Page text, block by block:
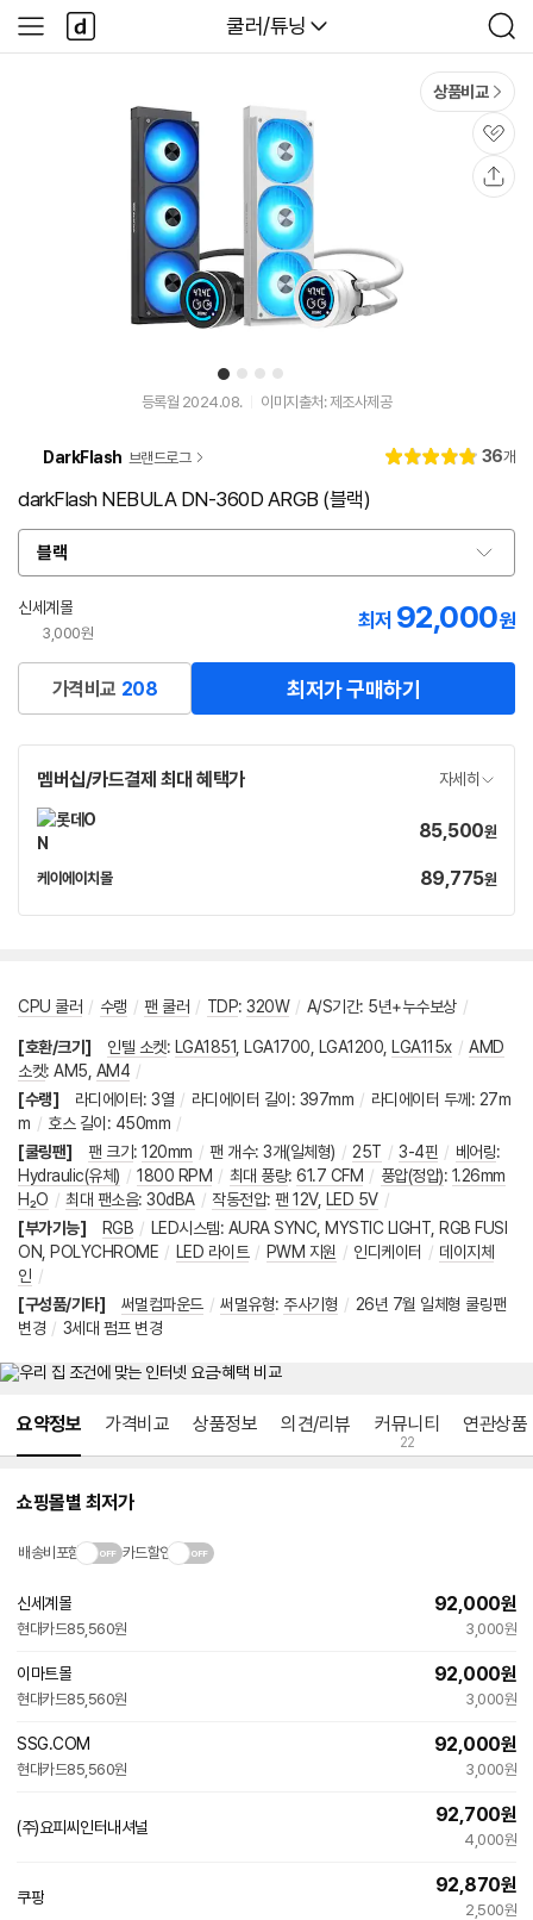
다나와
쿨러/튜닝
검
색
사
이
다
나
와
1 2 3 4
튜
상품비교
관
심
등록월 2024.08. 이미지출처: 제조사제공
DarkFlash 브랜드로그
별
4.
리
36개
darkFlash NEBULA DN-360D ARGB (블랙)
블랙
옵
션
선
택
신세계몰
3,000원
최저 92,000원
가격비교 208 최저가 구매하기
멤버십/카드결제 최대 혜택가 자세히
가
85,500원
케이에이치몰네
가
89,775원
CPU 쿨러 / 수랭 / 팬 쿨러 / TDP: 320W / A/S기간: 5년+누수보상 /
[호환/크기] 인텔 소켓: LGA1851 LGA1700 LGA1200 LGA115x / AMD
소켓: AM5 AM4 /
[수랭]
라디에이터: 3열 / 라디에이터 길이 : 397mm / 라디에이터 두께 : 27m
m / 호스 길이 : 450mm /
[쿨링팬]
팬 크기 : 120mm / 팬 개수: 3개(일체형) / 25T / 3-4핀 / 베어링:
Hydraulic(유체) / 1800 RPM / 최대 풍량: 61.7 CFM / 풍압(정압): 1.26mm
H₂O / 최대 팬소음: 30dBA / 작동전압: 팬 12V, LED 5V /
[부가기능]
RGB / LED시스템: AURA SYNC MYSTIC LIGHT RGB FUSI
ON
POLYCHROME / LED 라이트 / PWM 지원 / 인디케이터 / 데이지체
인 /
[구성품/기타]
써멀컴파운드 / 써멀유형: 주사기형 / 26년 7월 일체형 쿨링팬
변경 / 3세대 펌프 변경
요약정보 가격비교 상품정보 의견/리뷰 커뮤니티
22
연관상품
쇼핑몰별 최저가
배송비포함 카드할인
신세계몰
현대카드85,560원
92,000원
3,000원
이마트몰
현대카드85,560원
92,000원
3,000원
SSG.COM
현대카드85,560원
92,000원
3,000원
(주)요피씨인터내셔널
92,700원
4,000원
쿠팡
92,870원
2,500원